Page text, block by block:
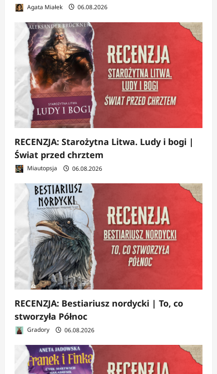
Agata Miałek 06.08.2026
RECENZJA: Starożytna Litwa. Ludy i bogi |
Świat przed chrztem
Miautopsja 06.08.2026
RECENZJA: Bestiariusz nordycki | To, co
stworzyła Północ
Gradory 06.08.2026